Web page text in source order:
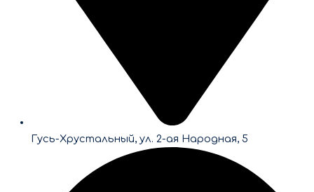
Гусь-Хрустальный, ул. 2-ая Народная, 5